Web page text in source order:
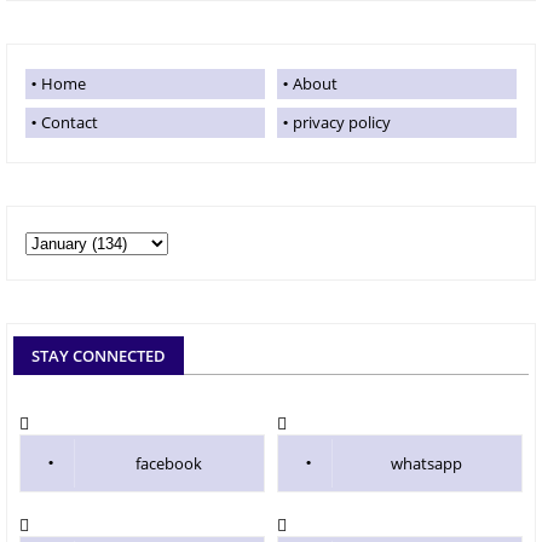
Home
About
Contact
privacy policy
STAY CONNECTED
facebook whatsapp